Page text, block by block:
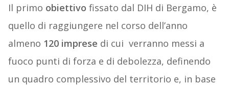
Il primo obiettivo fissato dal DIH di Bergamo, è
quello di raggiungere nel corso dell’anno
almeno 120 imprese di cui verranno messi a
fuoco punti di forza e di debolezza, definendo
un quadro complessivo del territorio e, in base